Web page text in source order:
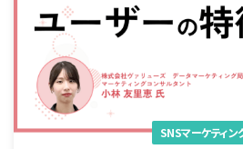
SNSマーケティン